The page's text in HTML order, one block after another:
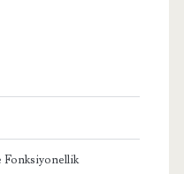
Fonksiyonellik